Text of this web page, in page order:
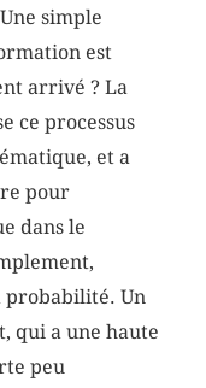
simple
est
arrivé ? La
ce processus
et a
pour
dans le
probabilité. Un
qui a une haute
peu